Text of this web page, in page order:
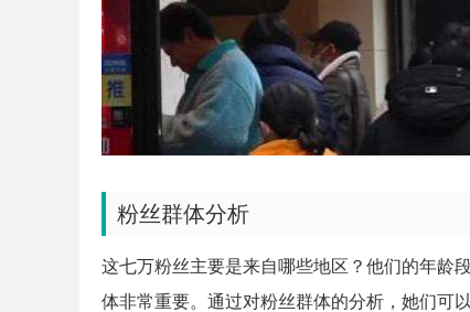
粉丝群体分析
这七万粉丝主要是来自哪些地区？他们的年龄
体非常重要。通过对粉丝群体的分析，她们可